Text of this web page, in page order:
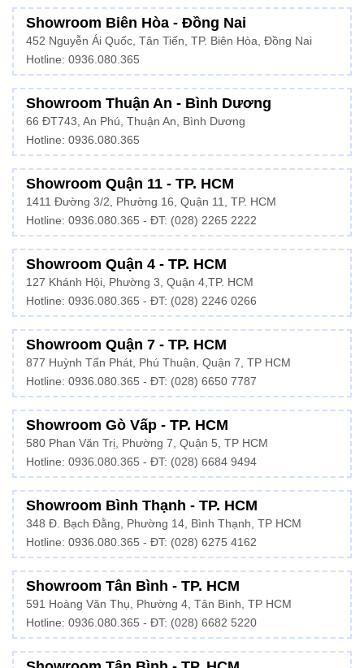
Showroom Biên Hòa - Đồng Nai
452 Nguyễn Ái Quốc, Tân Tiến, TP. Biên Hòa, Đồng Nai
Hotline: 0936.080.365
Showroom Thuận An - Bình Dương
66 ĐT743, An Phú, Thuận An, Bình Dương
Hotline: 0936.080.365
Showroom Quận 11 - TP. HCM
1411 Đường 3/2, Phường 16, Quận 11, TP. HCM
Hotline: 0936.080.365 - ĐT: (028) 2265 2222
Showroom Quận 4 - TP. HCM
127 Khánh Hội, Phường 3, Quận 4,TP. HCM
Hotline: 0936.080.365 - ĐT: (028) 2246 0266
Showroom Quận 7 - TP. HCM
877 Huỳnh Tấn Phát, Phú Thuận, Quận 7, TP HCM
Hotline: 0936.080.365 - ĐT: (028) 6650 7787
Showroom Gò Vấp - TP. HCM
580 Phan Văn Trị, Phường 7, Quận 5, TP HCM
Hotline: 0936.080.365 - ĐT: (028) 6684 9494
Showroom Bình Thạnh - TP. HCM
348 Đ. Bạch Đằng, Phường 14, Bình Thạnh, TP HCM
Hotline: 0936.080.365 - ĐT: (028) 6275 4162
Showroom Tân Bình - TP. HCM
591 Hoàng Văn Thụ, Phường 4, Tân Bình, TP HCM
Hotline: 0936.080.365 - ĐT: (028) 6682 5220